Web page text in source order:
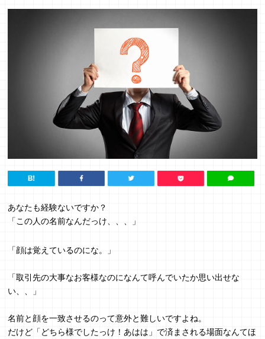
あなたも経験ないですか？
「この人の名前なんだっけ、、、」
「顔は覚えているのにな。」
「取引先の大事なお客様なのになんて呼んでいたか思い出せな
い、、」
名前と顔を一致させるのって意外と難しいですよね。
だけど「どちら様でしたっけ！あはは」で済まされる場面なんてほ